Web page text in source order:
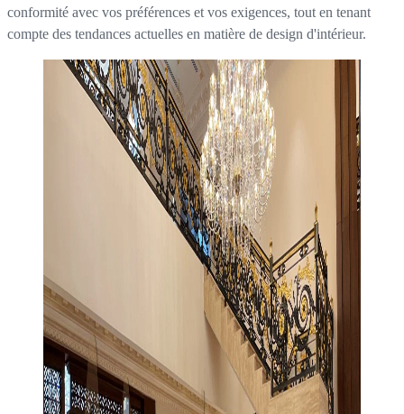
conformité avec vos préférences et vos exigences, tout en tenant
compte des tendances actuelles en matière de design d'intérieur.